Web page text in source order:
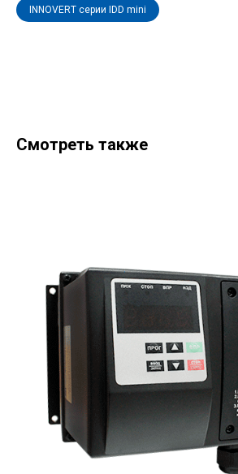
INNOVERT серии IDD mini
Смотреть также